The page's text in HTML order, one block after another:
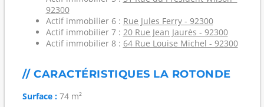
92300
Actif immobilier 6 : Rue Jules Ferry - 92300
Actif immobilier 7 : 20 Rue Jean Jaurès - 92300
Actif immobilier 8 : 64 Rue Louise Michel - 92300
// CARACTÉRISTIQUES LA ROTONDE
Surface :74 m²